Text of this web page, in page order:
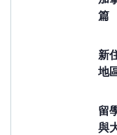
篇
新
地
留
與